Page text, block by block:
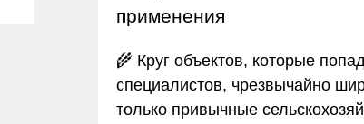
применения
🌾 Круг объектов, которые
специалистов, чрезвычайно
только привычные